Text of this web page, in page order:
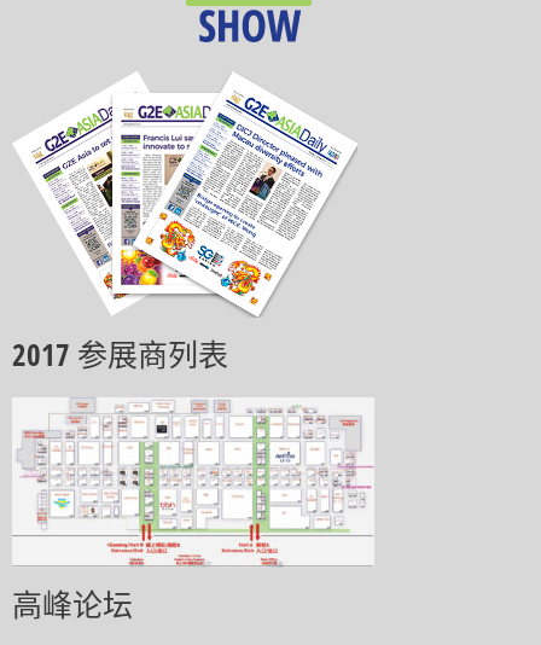
2017 参展商列表
高峰论坛